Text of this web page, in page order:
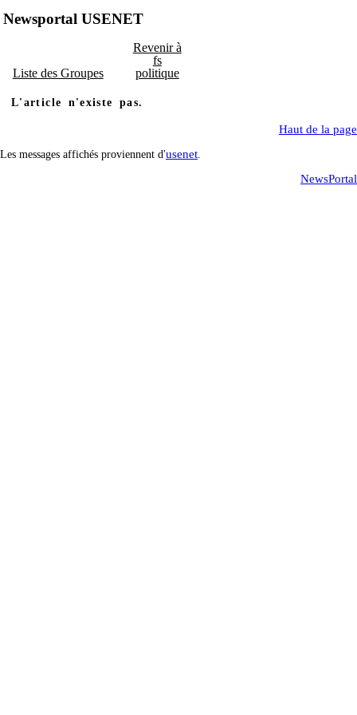
Newsportal USENET
Liste des Groupes
Revenir à
fs
politique
L'article n'existe pas.
Haut de la page
Les messages affichés proviennent d'usenet
NewsPortal